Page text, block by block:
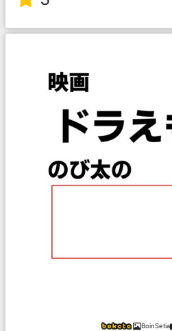
BoinSetia